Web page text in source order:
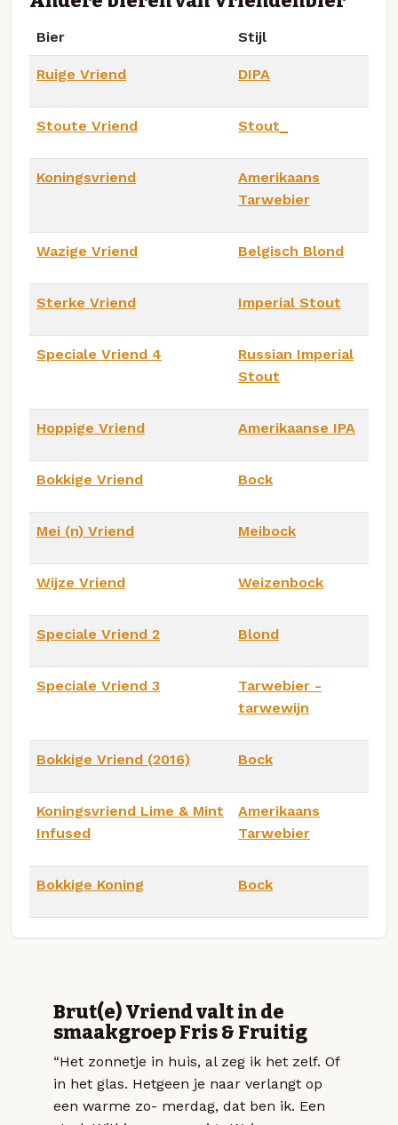
Bier Stijl
Ruige Vriend DIPA
Stoute Vriend Stout_
Koningsvriend
Amerikaans
Tarwebier
Wazige Vriend Belgisch Blond
Sterke Vriend Imperial Stout
Speciale Vriend 4
Russian Imperial
Stout
Hoppige Vriend Amerikaanse IPA
Bokkige Vriend Bock
Mei (n) Vriend Meibock
Wijze Vriend Weizenbock
Speciale Vriend 2 Blond
Speciale Vriend 3
Tarwebier -
tarwewijn
Bokkige Vriend (2016) Bock
Koningsvriend Lime & Mint
Infused
Amerikaans
Tarwebier
Bokkige Koning Bock
Brut(e) Vriend valt in de
smaakgroep Fris & Fruitig
“Het zonnetje in huis, al zeg ik het zelf. Of
in het glas. Hetgeen je naar verlangt op
een warme zo- merdag, dat ben ik. Een